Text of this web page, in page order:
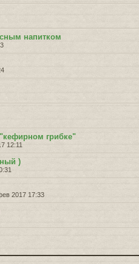
напитком
грибке"
12:11
)
2017 17:33